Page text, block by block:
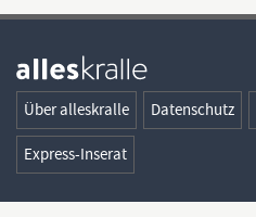
Über alleskralle Datenschutz
Express-Inserat